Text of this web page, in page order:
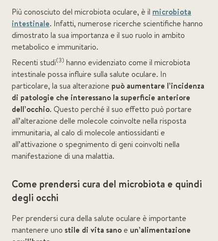
Più conosciuto del microbiota oculare, è il microbiota
intestinale. Infatti, numerose ricerche scientifiche hanno
dimostrato la sua importanza e il suo ruolo in ambito
metabolico e immunitario.
Recenti studi(3) hanno evidenziato come il microbiota
intestinale possa influire sulla salute oculare. In
particolare, la sua alterazione può aumentare l’incidenza
di patologie che interessano la superficie anteriore
dell’occhio. Questo perché il suo effetto può portare
all’alterazione delle molecole coinvolte nella risposta
immunitaria, al calo di molecole antiossidanti e
all’attivazione o spegnimento di geni coinvolti nella
manifestazione di una malattia.
Come prendersi cura del microbiota e quindi
degli occhi
Per prendersi cura della salute oculare è importante
mantenere uno stile di vita sano e un’alimentazione